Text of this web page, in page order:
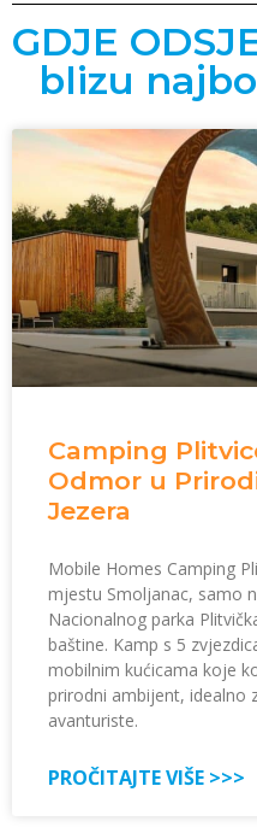
GDJE
blizu
Camping
Odmor u
Jezera
Mobile Homes Camping
mjestu Smoljanac, samo
Nacionalnog parka
baštine. Kamp s 5
mobilnim kućicama koje
prirodni ambijent, idealno
avanturiste.
PROČITAJTE VIŠE >>>